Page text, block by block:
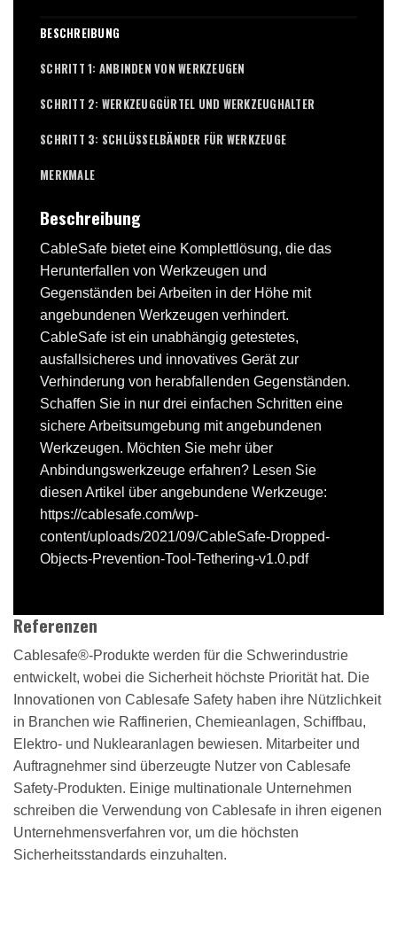
BESCHREIBUNG
SCHRITT 1: ANBINDEN VON WERKZEUGEN
SCHRITT 2: WERKZEUGGÜRTEL UND WERKZEUGHALTER
SCHRITT 3: SCHLÜSSELBÄNDER FÜR WERKZEUGE
MERKMALE
Beschreibung
CableSafe bietet eine Komplettlösung, die das
Herunterfallen von Werkzeugen und
Gegenständen bei Arbeiten in der Höhe mit
angebundenen Werkzeugen verhindert.
CableSafe ist ein unabhängig getestetes,
ausfallsicheres und innovatives Gerät zur
Verhinderung von herabfallenden Gegenständen.
Schaffen Sie in nur drei einfachen Schritten eine
sichere Arbeitsumgebung mit angebundenen
Werkzeugen. Möchten Sie mehr über
Anbindungswerkzeuge erfahren? Lesen Sie
diesen Artikel über angebundene Werkzeuge:
https://cablesafe.com/wp-
content/uploads/2021/09/CableSafe-Dropped-
Objects-Prevention-Tool-Tethering-v1.0.pdf
Referenzen
Cablesafe®-Produkte werden für die Schwerindustrie
entwickelt, wobei die Sicherheit höchste Priorität hat. Die
Innovationen von Cablesafe Safety haben ihre Nützlichkeit
in Branchen wie Raffinerien, Chemieanlagen, Schiffbau,
Elektro- und Nuklearanlagen bewiesen. Mitarbeiter und
Auftragnehmer sind überzeugte Nutzer von Cablesafe
Safety-Produkten. Einige multinationale Unternehmen
schreiben die Verwendung von Cablesafe in ihren eigenen
Unternehmensverfahren vor, um die höchsten
Sicherheitsstandards einzuhalten.